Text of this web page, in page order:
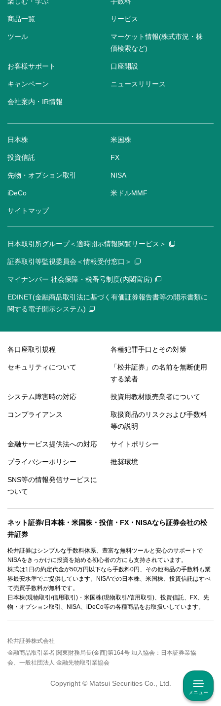
メニュー
商品一覧 サービス
ツール
マーケット情報(株式市況・株
価検索など)
お客様サポート 口座開設
キャンペーン ニュースリリース
会社案内・IR情報
日本株 米国株
投資信託 FX
先物・オプション取引 NISA
iDeCo 米ドルMMF
サイトマップ
日本取引所グループ＜適時開示情報閲覧サービス＞
証券取引等監視委員会＜情報受付窓口＞
マイナンバー 社会保障・税番号制度(内閣官房)
EDINET(金融商品取引法に基づく有価証券報告書等の開示書類に
関する電子開示システム)
各口座取引規程 各種犯罪手口とその対策
セキュリティについて
「松井証券」の名前を無断使用
する業者
システム障害時の対応 投資用教材販売業者について
コンプライアンス
取扱商品のリスクおよび手数料
等の説明
金融サービス提供法への対応 サイトポリシー
プライバシーポリシー 推奨環境
SNS等の情報発信サービスに
ついて
ネット証券/日本株・米国株・投信・FX・NISAなら証券会社の松
井証券
松井証券はシンプルな手数料体系、豊富な無料ツールと安心のサポートで
NISAをきっかけに投資を始める初心者の方にも支持されています。
株式は1日の約定代金が50万円以下なら手数料0円、その他商品の手数料も業
界最安水準でご提供しています。NISAでの日本株、米国株、投資信託はすべ
て売買手数料が無料です。
日本株(現物取引/信用取引)・米国株(現物取引/信用取引)、投資信託、FX、先
物・オプション取引、NISA、iDeCo等の各種商品をお取扱いしています。
松井証券株式会社
金融商品取引業者 関東財務局長(金商)第164号 加入協会：日本証券業協
会、一般社団法人 金融先物取引業協会
Copyright © Matsui Securities Co., Ltd.